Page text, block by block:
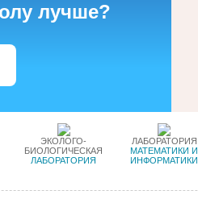
лучше?
ЭКОЛОГО-
БИОЛОГИЧЕСКАЯ
ЛАБОРАТОРИЯ
ЛАБОРАТОРИЯ
МАТЕМАТИКИ И
ИНФОРМАТИКИ